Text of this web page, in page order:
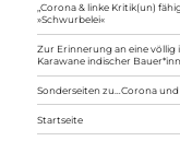
„Corona & linke Kritik(un)
»Schwurbelei«
Zur Erinnerung an eine völlig
Karawane indischer
Sonderseiten zu…Corona
Startseite